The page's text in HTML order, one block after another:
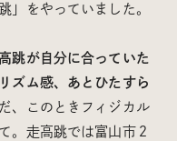
」をやっていました。
跳が自分に合っていた
ズム感、あとひたすら
、このときフィジカル
。走高跳では富山市２